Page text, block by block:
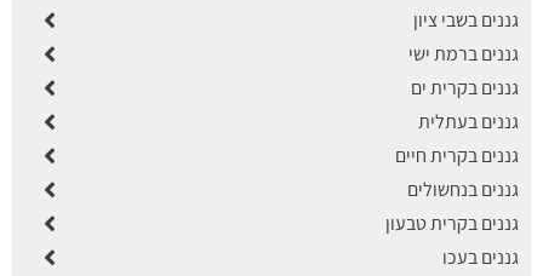
גננים בשבי ציון
גננים ברמת ישי
גננים בקרית ים
גננים בעתלית
גננים בקרית חיים
גננים בנחשולים
גננים בקרית טבעון
גננים בעכו